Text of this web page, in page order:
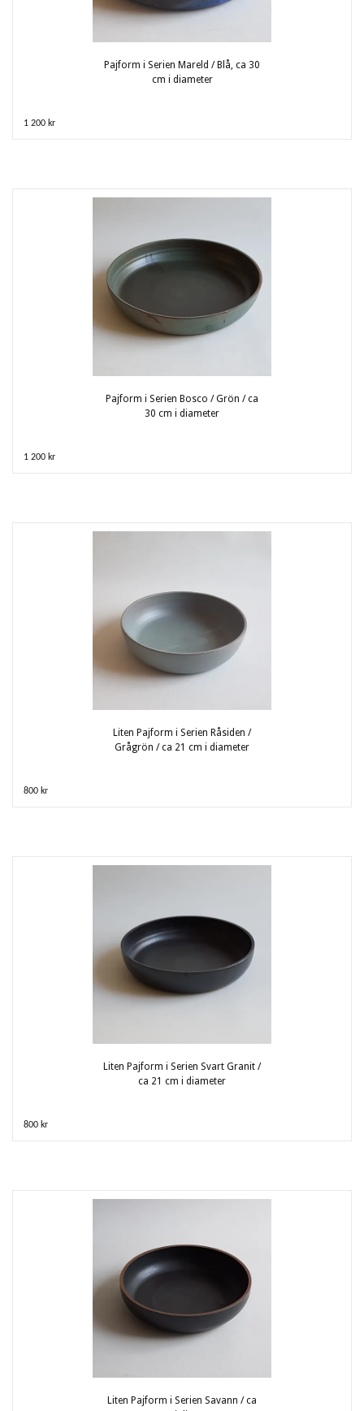
Pajform i Serien Mareld / Blå, ca 30
cm i diameter
1 200 kr
Pajform i Serien Bosco / Grön / ca
30 cm i diameter
1 200 kr
Liten Pajform i Serien Råsiden /
Grågrön / ca 21 cm i diameter
800 kr
Liten Pajform i Serien Svart Granit /
ca 21 cm i diameter
800 kr
Liten Pajform i Serien Savann / ca